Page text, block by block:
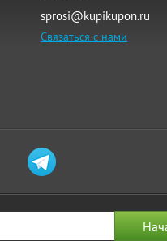
sprosi@kupikupon.ru
Связаться с нами